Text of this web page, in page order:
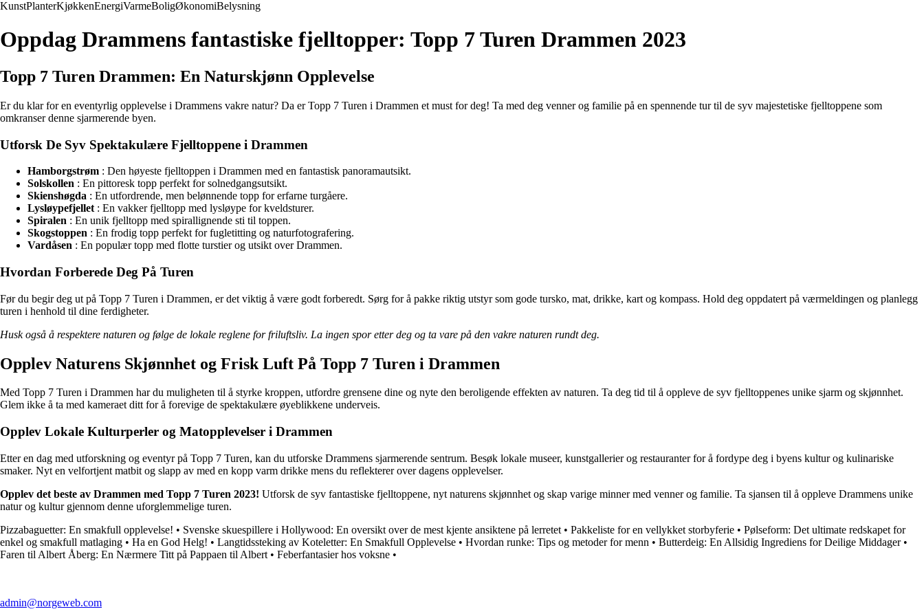
KunstPlanterKjøkkenEnergiVarmeBoligØkonomiBelysning
Oppdag Drammens fantastiske fjelltopper: Topp 7 Turen Drammen 2023
Topp 7 Turen Drammen: En Naturskjønn Opplevelse
Er du klar for en eventyrlig opplevelse i Drammens vakre natur? Da er Topp 7 Turen i Drammen et must for deg! Ta med deg venner og familie på en spennende tur til de syv majestetiske fjelltoppene som
omkranser denne sjarmerende byen.
Utforsk De Syv Spektakulære Fjelltoppene i Drammen
Hamborgstrøm : Den høyeste fjelltoppen i Drammen med en fantastisk panoramautsikt.
Solskollen : En pittoresk topp perfekt for solnedgangsutsikt.
Skienshøgda : En utfordrende, men belønnende topp for erfarne turgåere.
Lysløypefjellet : En vakker fjelltopp med lysløype for kveldsturer.
Spiralen : En unik fjelltopp med spirallignende sti til toppen.
Skogstoppen : En frodig topp perfekt for fugletitting og naturfotografering.
Vardåsen : En populær topp med flotte turstier og utsikt over Drammen.
Hvordan Forberede Deg På Turen
Før du begir deg ut på Topp 7 Turen i Drammen, er det viktig å være godt forberedt. Sørg for å pakke riktig utstyr som gode tursko, mat, drikke, kart og kompass. Hold deg oppdatert på værmeldingen og planlegg
turen i henhold til dine ferdigheter.
Husk også å respektere naturen og følge de lokale reglene for friluftsliv. La ingen spor etter deg og ta vare på den vakre naturen rundt deg.
Opplev Naturens Skjønnhet og Frisk Luft På Topp 7 Turen i Drammen
Med Topp 7 Turen i Drammen har du muligheten til å styrke kroppen, utfordre grensene dine og nyte den beroligende effekten av naturen. Ta deg tid til å oppleve de syv fjelltoppenes unike sjarm og skjønnhet.
Glem ikke å ta med kameraet ditt for å forevige de spektakulære øyeblikkene underveis.
Opplev Lokale Kulturperler og Matopplevelser i Drammen
Etter en dag med utforskning og eventyr på Topp 7 Turen, kan du utforske Drammens sjarmerende sentrum. Besøk lokale museer, kunstgallerier og restauranter for å fordype deg i byens kultur og kulinariske
smaker. Nyt en velfortjent matbit og slapp av med en kopp varm drikke mens du reflekterer over dagens opplevelser.
Opplev det beste av Drammen med Topp 7 Turen 2023! Utforsk de syv fantastiske fjelltoppene, nyt naturens skjønnhet og skap varige minner med venner og familie. Ta sjansen til å oppleve Drammens unike
natur og kultur gjennom denne uforglemmelige turen.
Pizzabaguetter: En smakfull opplevelse! • Svenske skuespillere i Hollywood: En oversikt over de mest kjente ansiktene på lerretet • Pakkeliste for en vellykket storbyferie • Pølseform: Det ultimate redskapet for
enkel og smakfull matlaging • Ha en God Helg! • Langtidssteking av Koteletter: En Smakfull Opplevelse • Hvordan runke: Tips og metoder for menn • Butterdeig: En Allsidig Ingrediens for Deilige Middager•
Faren til Albert Åberg: En Nærmere Titt på Pappaen til Albert • Feberfantasier hos voksne •
admin@norgeweb.com